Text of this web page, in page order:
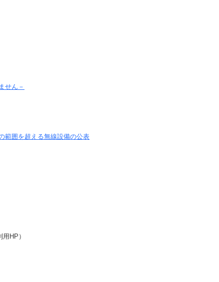
せん－
範囲を超える無線設備の公表
HP）